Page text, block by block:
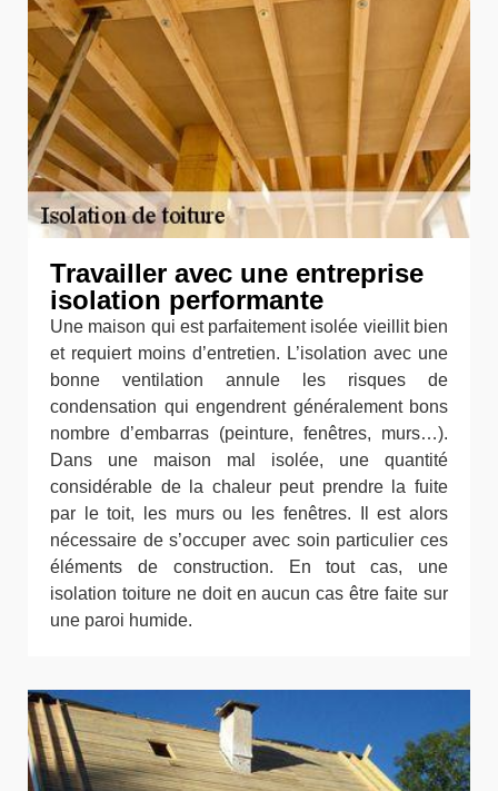
Travailler avec une entreprise
isolation performante
Une maison qui est parfaitement isolée vieillit bien
et requiert moins d’entretien. L’isolation avec une
bonne ventilation annule les risques de
condensation qui engendrent généralement bons
nombre d’embarras (peinture, fenêtres, murs…).
Dans une maison mal isolée, une quantité
considérable de la chaleur peut prendre la fuite
par le toit, les murs ou les fenêtres. Il est alors
nécessaire de s’occuper avec soin particulier ces
éléments de construction. En tout cas, une
isolation toiture ne doit en aucun cas être faite sur
une paroi humide.